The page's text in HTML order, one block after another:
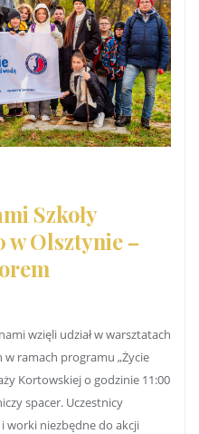
Szkoły
w Olsztynie –
wzięli udział w warsztatach
ramach programu „Życie
Kortowskiej o godzinie 11:00
spacer. Uczestnicy
worki niezbędne do akcji